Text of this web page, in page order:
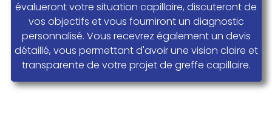
évalueront votre situation capillaire, discuteront de
vos objectifs et vous fourniront un diagnostic
personnalisé. Vous recevrez également un devis
détaillé, vous permettant d'avoir une vision claire et
transparente de votre projet de greffe capillaire.